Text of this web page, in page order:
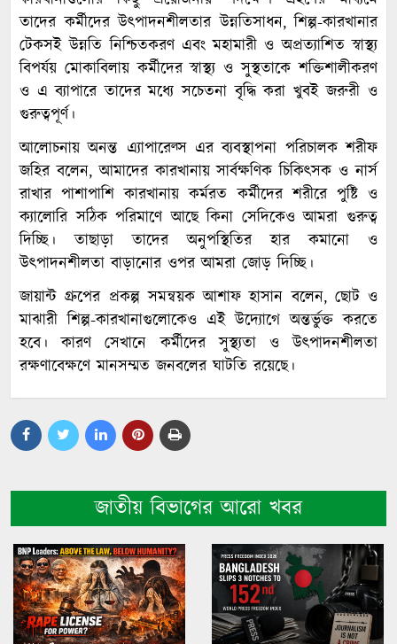
তাদের কর্মীদের উৎপাদনশীলতার উন্নতিসাধন, শিল্প-কারখানার
টেকসই উন্নতি নিশ্চিতকরণ এবং মহামারী ও অপ্রত্যাশিত স্বাস্থ্য
বিপর্যয় মোকাবিলায় কর্মীদের স্বাস্থ্য ও সুস্থতাকে শক্তিশালীকরণ
ও এ ব্যাপারে তাদের মধ্যে সচেতনা বৃদ্ধি করা খুবই জরুরী ও
গুরুত্বপূর্ণ।
আলোচনায় অনন্ত এ্যাপারেল্স এর ব্যবস্থাপনা পরিচালক শরীফ
জহির বলেন, আমাদের কারখানায় সার্বক্ষণিক চিকিৎসক ও নার্স
রাখার পাশাপাশি কারখানায় কর্মরত কর্মীদের শরীরে পুষ্টি ও
ক্যালোরি সঠিক পরিমাণে আছে কিনা সেদিকেও আমরা গুরুত্ব
দিচ্ছি। তাছাড়া তাদের অনুপস্থিতির হার কমানো ও
উৎপাদনশীলতা বাড়ানোর ওপর আমরা জোড় দিচ্ছি।
জায়ান্ট গ্রুপের প্রকল্প সমন্বয়ক আশাফ হাসান বলেন, ছোট ও
মাঝারী শিল্প-কারখানাগুলোকেও এই উদ্যোগে অন্তর্ভুক্ত করতে
হবে। কারণ সেখানে কর্মীদের সুস্থ্যতা ও উৎপাদনশীলতা
রক্ষণাবেক্ষণে মানসম্মত জনবলের ঘাটতি রয়েছে।
জাতীয় বিভাগের আরো খবর